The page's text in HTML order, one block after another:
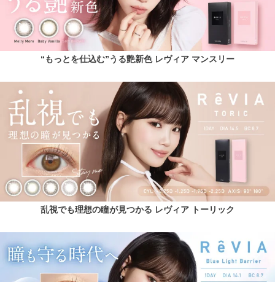
“もっとを仕込む”うる艶新色 レヴィア マンスリー
乱視でも理想の瞳が見つかる レヴィア トーリック